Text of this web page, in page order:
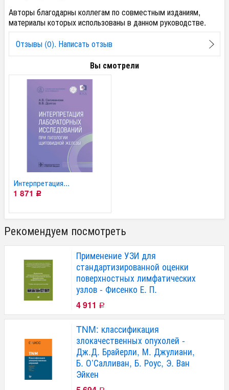
Авторы благодарны коллегам по совместным изданиям,
материалы которых использованы в данном руководстве.
Отзывы (0). Написать отзыв
Вы смотрели
Интерпретация...
1 871
Р
Рекомендуем посмотреть
Применение УЗИ для
стандартизированной оценки
поверхностных лимфатических
узлов - Фисенко Е. П.
4 911 Р
TNM: классификация
злокачественных опухолей -
Дж.Д. Брайерли, М. Джулиани,
Б. О’Салливан, Б. Роус, Э. Ван
Эйкен